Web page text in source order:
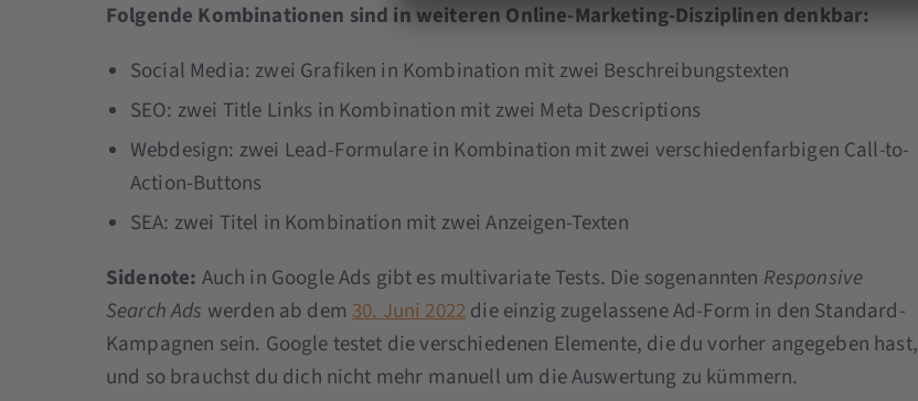
Folgende Kombinationen sind in weiteren Online-Marketing-Disziplinen denkbar:
Social Media: zwei Grafiken in Kombination mit zwei Beschreibungstexten
SEO: zwei Title Links in Kombination mit zwei Meta Descriptions
Webdesign: zwei Lead-Formulare in Kombination mit zwei verschiedenfarbigen Call-to-
Action-Buttons
SEA: zwei Titel in Kombination mit zwei Anzeigen-Texten
Sidenote: Auch in Google Ads gibt es multivariate Tests. Die sogenannten Responsive
Search Ads werden ab dem 30. Juni 2022die einzig zugelassene Ad-Form in den Standard-
Kampagnen sein. Google testet die verschiedenen Elemente, die du vorher angegeben hast,
und so brauchst du dich nicht mehr manuell um die Auswertung zu kümmern.